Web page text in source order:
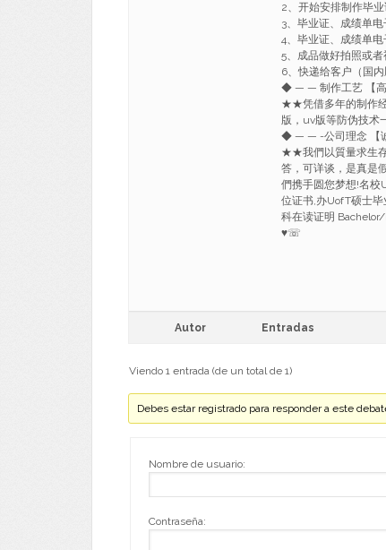
2、开始安排制作毕
3、毕业证、成绩单
4、毕业证、成绩单
5、成品做好拍照或者
6、快递给客户（国内
◆ — — 制作工艺 【
★★凭借多年的制作经
版，uv版等防伪技术
◆ — — -公司理念
★★我們以質量求生
答，可详谈，是真是
們携手圆您梦想!名校
位证书,办UofT硕士
科在读证明
♥☏
Autor Entradas
Viendo 1 entrada (de un total de 1)
Debes estar registrado para responder a este
Nombre de usuario:
Contraseña: